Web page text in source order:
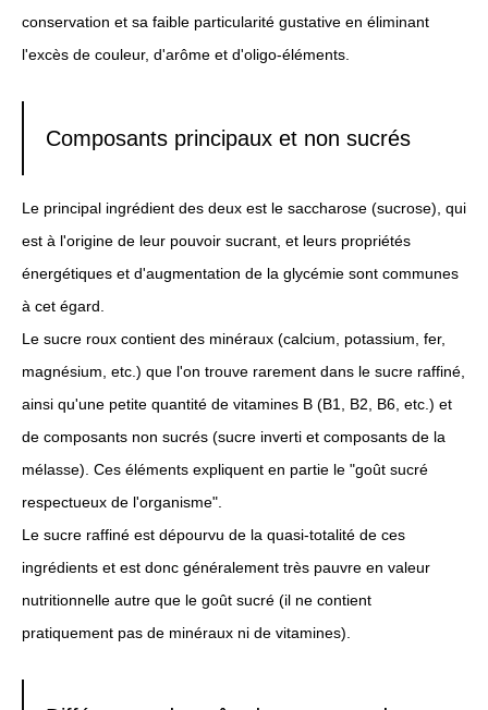
conservation et sa faible particularité gustative en éliminant
l'excès de couleur, d'arôme et d'oligo-éléments.
Composants principaux et non sucrés
Le principal ingrédient des deux est le saccharose (sucrose), qui
est à l'origine de leur pouvoir sucrant, et leurs propriétés
énergétiques et d'augmentation de la glycémie sont communes
à cet égard.
Le sucre roux contient des minéraux (calcium, potassium, fer,
magnésium, etc.) que l'on trouve rarement dans le sucre raffiné,
ainsi qu'une petite quantité de vitamines B (B1, B2, B6, etc.) et
de composants non sucrés (sucre inverti et composants de la
mélasse). Ces éléments expliquent en partie le "goût sucré
respectueux de l'organisme".
Le sucre raffiné est dépourvu de la quasi-totalité de ces
ingrédients et est donc généralement très pauvre en valeur
nutritionnelle autre que le goût sucré (il ne contient
pratiquement pas de minéraux ni de vitamines).